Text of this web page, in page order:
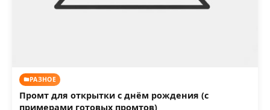
РАЗНОЕ
Промт для открытки с днём рождения (с
примерами готовых промтов)